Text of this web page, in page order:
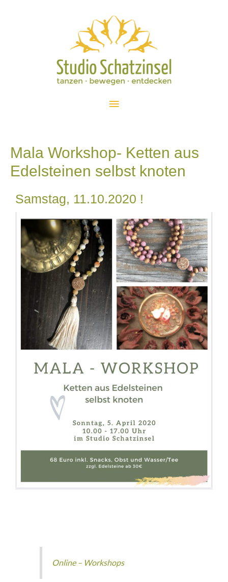
Mala Workshop- Ketten aus
Edelsteinen selbst knoten
Samstag, 11.10.2020 !
Online – Workshops